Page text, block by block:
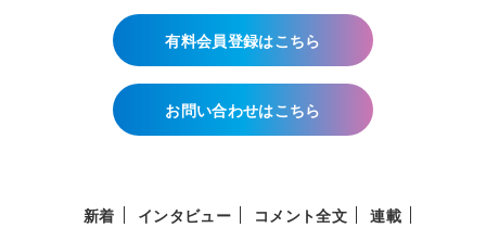
有料会員登録はこちら
お問い合わせはこちら
新着 インタビュー コメント全文
連載